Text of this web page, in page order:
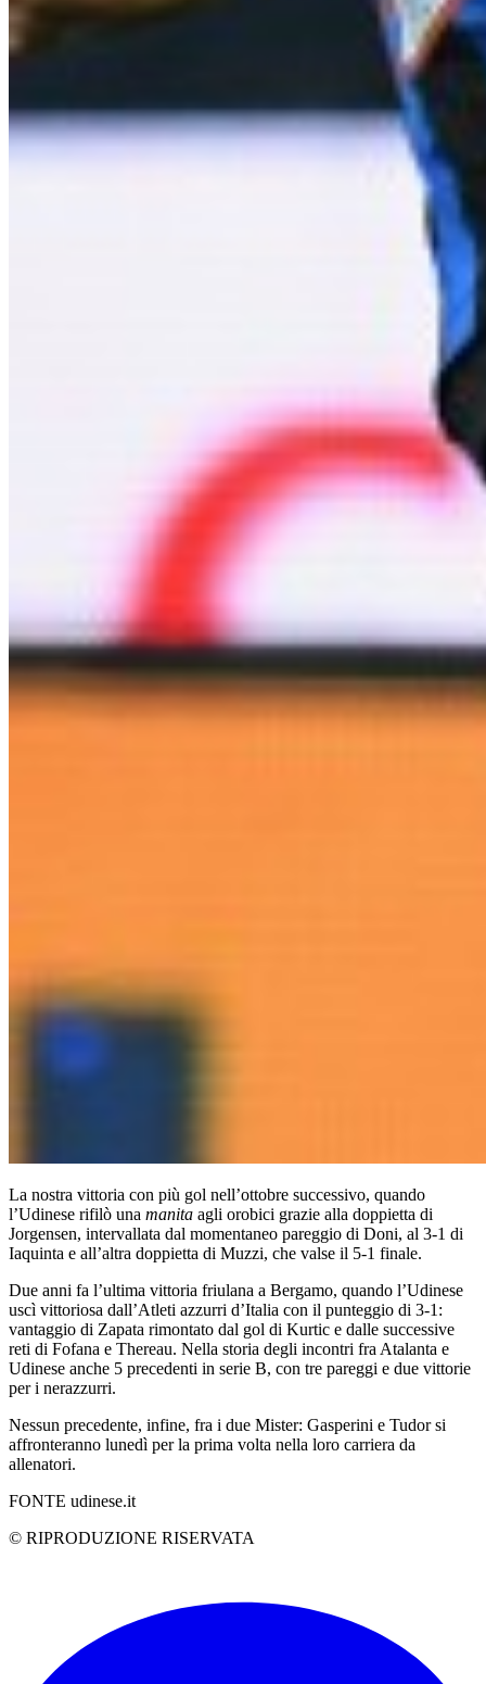
La nostra vittoria con più gol nell’ottobre successivo, quando
l’Udinese rifilò una manita agli orobici grazie alla doppietta di
Jorgensen, intervallata dal momentaneo pareggio di Doni, al 3-1 di
Iaquinta e all’altra doppietta di Muzzi, che valse il 5-1 finale.
Due anni fa l’ultima vittoria friulana a Bergamo, quando l’Udinese
uscì vittoriosa dall’Atleti azzurri d’Italia con il punteggio di 3-1:
vantaggio di Zapata rimontato dal gol di Kurtic e dalle successive
reti di Fofana e Thereau. Nella storia degli incontri fra Atalanta e
Udinese anche 5 precedenti in serie B, con tre pareggi e due vittorie
per i nerazzurri.
Nessun precedente, infine, fra i due Mister: Gasperini e Tudor si
affronteranno lunedì per la prima volta nella loro carriera da
allenatori.
FONTE udinese.it
© RIPRODUZIONE RISERVATA